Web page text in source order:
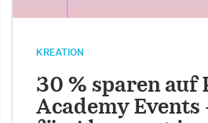
KREATION
30 % sparen auf
Academy